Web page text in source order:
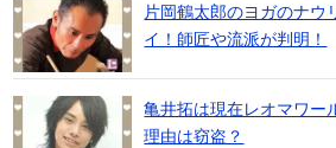
片岡鶴太郎のヨガのナウ
イ！師匠や流派が判明！
亀井拓は現在レオマワー
理由は窃盗？